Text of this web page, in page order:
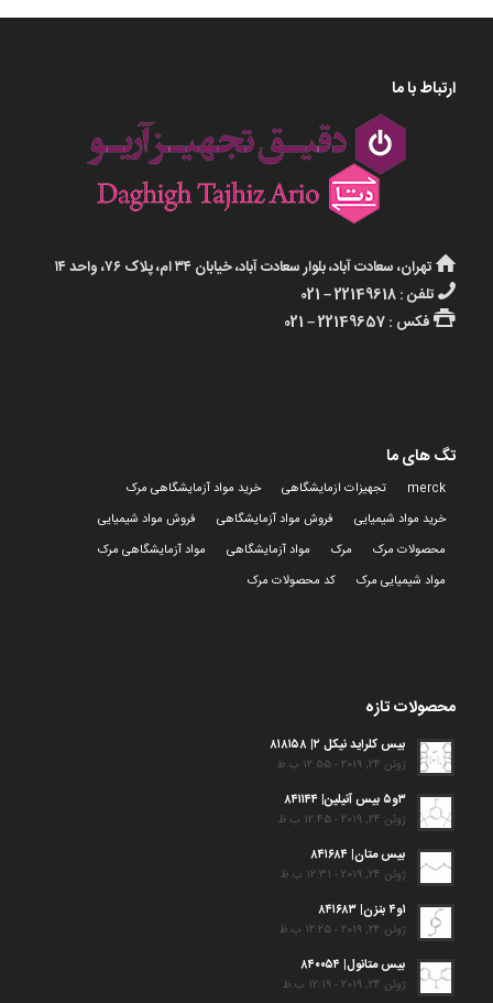
ارتباط با ما
تهران، سعادت آباد، بلوار سعادت آباد، خیابان ۳۴ ام، پلاک ۷۶، واحد ۱۴
تلفن : 22149618 – 021
فکس : 22149657 – 021
تگ های ما
merck تجهیزات ازمایشگاهی
خرید مواد آزمایشگاهی مرک
خرید مواد شیمیایی
فروش مواد آزمایشگاهی
فروش مواد شیمیایی
محصولات مرک
مرک مواد آزمایشگاهی
مواد آزمایشگاهی مرک
مواد شیمیایی مرک
کد محصولات مرک
محصولات تازه
بیس کلراید نیکل ۲| ۸۱۸۱۵۸
ژوئن 24, 2019 - 12:55 ب.ظ
۳و۵ بیس آنیلین| ۸۴۱۱۴۴
ژوئن 24, 2019 - 12:45 ب.ظ
بیس متان| ۸۴۱۶۸۴
ژوئن 24, 2019 - 12:31 ب.ظ
۱و۴ بنزن| ۸۴۱۶۸۳
ژوئن 24, 2019 - 12:25 ب.ظ
بیس متانول| ۸۴۰۰۵۴
ژوئن 24, 2019 - 12:19 ب.ظ